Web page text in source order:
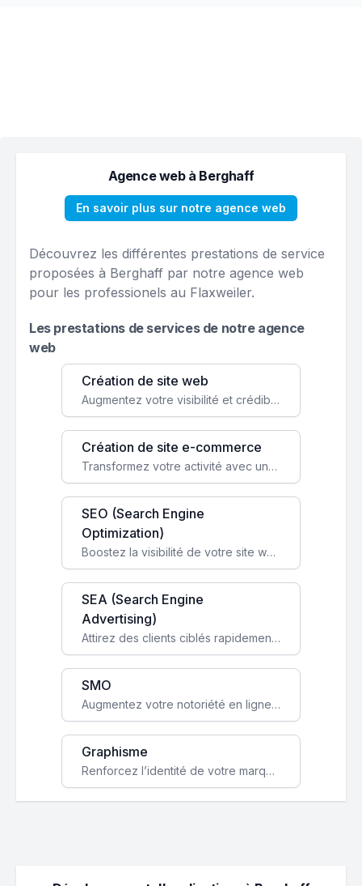
Agence web à Berghaff
En savoir plus sur notre agence web
Découvrez les différentes prestations de service
proposées à Berghaff par notre agence web
pour les professionels au Flaxweiler.
Les prestations de services de notre agence
web
Création de site web
Augmentez votre visibilité et crédibilité en ligne avec un site web performant, conçu pour attirer plus de clients.
Création de site e-commerce
Transformez votre activité avec une boutique en ligne, accessible à l'échelle mondiale 24/7.
SEO (Search Engine
Optimization)
Boostez la visibilité de votre site web sur Google et attirez du trafic qualifié grâce à nos stratégies SEO.
SEA (Search Engine
Advertising)
Attirez des clients ciblés rapidement avec des campagnes publicitaires payantes optimisées pour vos objectifs.
SMO
Augmentez votre notoriété en ligne et stimulez la croissance de votre entreprise grâce à une stratégie sociale sur mesure.
Graphisme
Renforcez l’identité de votre marque avec un design unique qui capte l’attention et engage vos clients.